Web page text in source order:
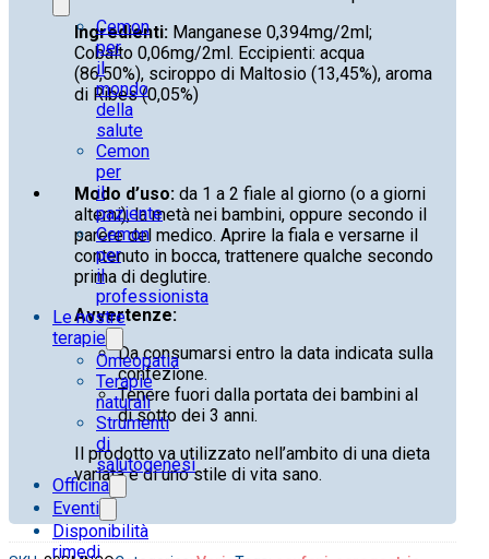
Cemon
per
il
mondo
della
salute
Cemon
per
il
paziente
Cemon
per
il
professionista
Le nostre
terapie
Omeopatia
Terapie
naturali
Strumenti
di
salutogenesi
Officina
Eventi
Disponibilità
rimedi
Ingredienti: Manganese 0,394mg/2ml;
Cobalto 0,06mg/2ml. Eccipienti: acqua
(86,50%), sciroppo di Maltosio (13,45%), aroma
di Ribes (0,05%)
Modo d’uso: da 1 a 2 fiale al giorno (o a giorni
alterni), la metà nei bambini, oppure secondo il
parere del medico. Aprire la fiala e versarne il
contenuto in bocca, trattenere qualche secondo
prima di deglutire.
Avvertenze:
Da consumarsi entro la data indicata sulla
confezione.
Tenere fuori dalla portata dei bambini al
di sotto dei 3 anni.
Il prodotto va utilizzato nell’ambito di una dieta
variata e di uno stile di vita sano.